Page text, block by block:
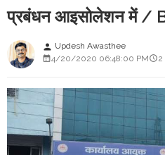
प्रबंधन आइसोलेशन में /
person Updesh Awasthee
4/20/2020 06:48:00 PM
2